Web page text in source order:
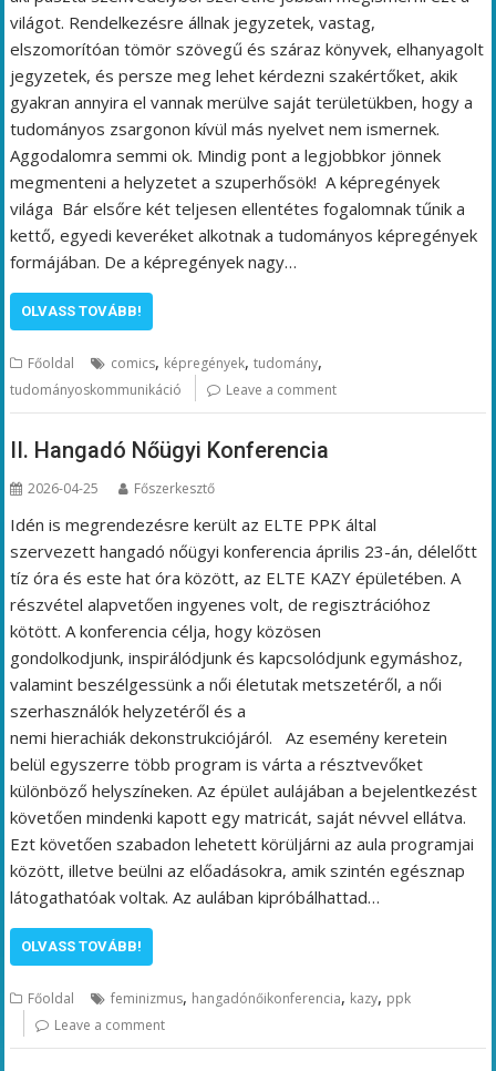
világot. Rendelkezésre állnak jegyzetek, vastag,
elszomorítóan tömör szövegű és száraz könyvek, elhanyagolt
jegyzetek, és persze meg lehet kérdezni szakértőket, akik
gyakran annyira el vannak merülve saját területükben, hogy a
tudományos zsargonon kívül más nyelvet nem ismernek.
Aggodalomra semmi ok. Mindig pont a legjobbkor jönnek
megmenteni a helyzetet a szuperhősök! A képregények
világa Bár elsőre két teljesen ellentétes fogalomnak tűnik a
kettő, egyedi keveréket alkotnak a tudományos képregények
formájában. De a képregények nagy…
OLVASS TOVÁBB!
Főoldal comics, képregények,tudomány,
tudományoskommunikáció Leave a comment
II. Hangadó Nőügyi Konferencia
2026-04-25 Főszerkesztő
Idén is megrendezésre került az ELTE PPK által
szervezett hangadó nőügyi konferencia április 23-án, délelőtt
tíz óra és este hat óra között, az ELTE KAZY épületében. A
részvétel alapvetően ingyenes volt, de regisztrációhoz
kötött. A konferencia célja, hogy közösen
gondolkodjunk, inspirálódjunk és kapcsolódjunk egymáshoz,
valamint beszélgessünk a női életutak metszetéről, a női
szerhasználók helyzetéről és a
nemi hierachiák dekonstrukciójáról. Az esemény keretein
belül egyszerre több program is várta a résztvevőket
különböző helyszíneken. Az épület aulájában a bejelentkezést
követően mindenki kapott egy matricát, saját névvel ellátva.
Ezt követően szabadon lehetett körüljárni az aula programjai
között, illetve beülni az előadásokra, amik szintén egésznap
látogathatóak voltak. Az aulában kipróbálhattad…
OLVASS TOVÁBB!
Főoldal feminizmus, hangadónőikonferencia, kazy, ppk
Leave a comment